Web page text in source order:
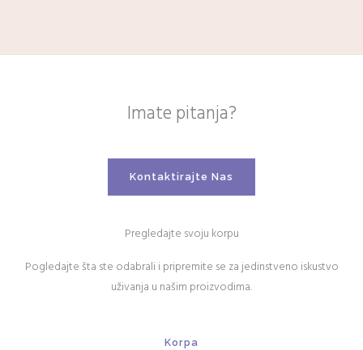
Imate pitanja?
Kontaktirajte Nas
Pregledajte svoju korpu
Pogledajte šta ste odabrali i pripremite se za jedinstveno iskustvo
uživanja u našim proizvodima.
Korpa